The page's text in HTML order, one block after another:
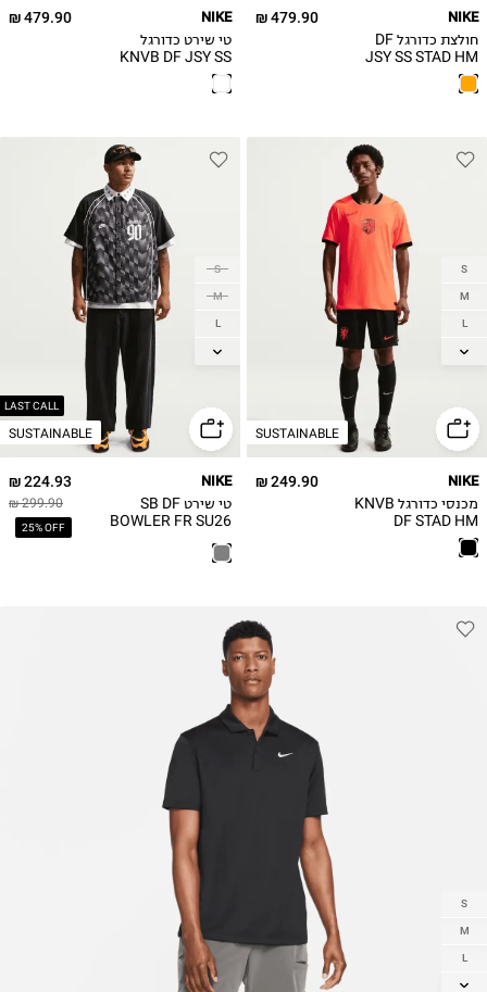
479.90 ₪ NIKE
חולצת כדורגל DF
JSY SS STAD HM
479.90 ₪ NIKE
טי שירט כדורגל
KNVB DF JSY SS
STAD AW
SUSTAINABLE
S
M
L
XL
3XL
249.90 ₪ NIKE
מכנסי כדורגל KNVB
DF STAD HM
LAST CALL
SUSTAINABLE
S
M
L
XL
224.93 ₪
299.90 ₪
25% OFF
NIKE
טי שירט SB DF
BOWLER FR SU26
S
M
L
XL